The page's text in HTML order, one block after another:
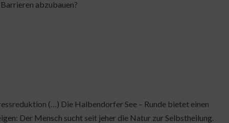
abzubauen?
(…) Die Halbendorfer See – Runde bietet einen
Der Mensch sucht seit jeher die Natur zur Selbstheilung.